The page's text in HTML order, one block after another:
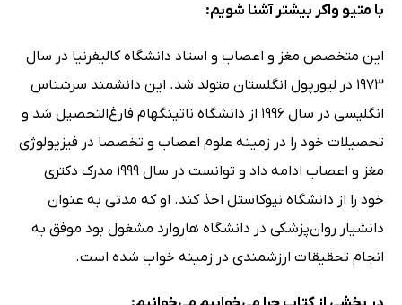
با متیو واکر بیشتر آشنا شویم:
این متخصص مغز و اعصاب و استاد دانشگاه کالیفرنیا در سال
1973 در لیورپول انگلستان متولد شد. این دانشمند سرشناس
انگلیسی در سال 1996 از دانشگاه ناتینگهام فارغ‌التحصیل شد و
تحصیلات خود را در زمینه علوم اعصاب و تخصصا در فیزیولوژی
مغز و اعصاب ادامه داد و توانست در سال 1999 مدرک دکتری
خود را از دانشگاه نیوکاستل اخذ کند. او که مدتی به عنوان
دانشیار روان‌پزشکی در دانشگاه هاروارد مشغول بود موفق به
انجام تحقیقات ارزشمندی در زمینه خواب شده است.